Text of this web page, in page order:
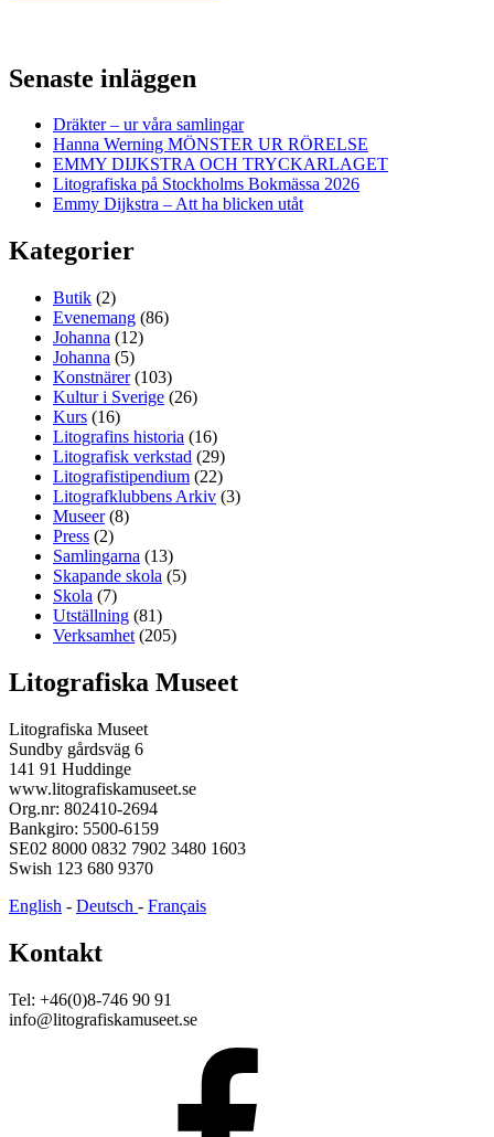
Senaste inläggen
Dräkter – ur våra samlingar
Hanna Werning MÖNSTER UR RÖRELSE
EMMY DIJKSTRA OCH TRYCKARLAGET
Litografiska på Stockholms Bokmässa 2026
Emmy Dijkstra – Att ha blicken utåt
Kategorier
Butik (2)
Evenemang (86)
Johanna (12)
Johanna (5)
Konstnärer(103)
Kultur i Sverige (26)
Kurs (16)
Litografins historia (16)
Litografisk verkstad (29)
Litografistipendium (22)
Litografklubbens Arkiv (3)
Museer(8)
Press (2)
Samlingarna (13)
Skapande skola (5)
Skola (7)
Utställning (81)
Verksamhet (205)
Litografiska Museet
Litografiska Museet
Sundby gårdsväg 6
141 91 Huddinge
www.litografiskamuseet.se
Org.nr: 802410-2694
Bankgiro: 5500-6159
SE02 8000 0832 7902 3480 1603
Swish 123 680 9370
English - Deutsch - Français
Kontakt
Tel: +46(0)8-746 90 91
info@litografiskamuseet.se